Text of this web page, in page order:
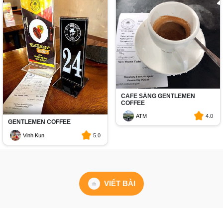
GENTLEMEN COFFEE
Vinh Kun 5.0
CAFE SÁNG GENTLEMEN
COFFEE
ATM 4.0
VIẾT BÀI